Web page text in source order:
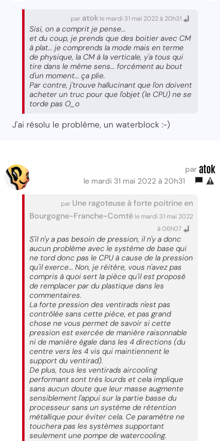
par atok le mardi 31 mai 2022 à 20h31
Sisi, on a comprit je pense...
et du coup, je prends que des boitier avec CM
à plat... je comprends la mode mais en terme
de physique, la CM à la verticale, y'a tous qui
tire dans le même sens... forcément au bout
d'un moment... ça plie.
Par contre, j'trouve hallucinant que l'on doivent
acheter un truc pour que l'objet (le CPU) ne se
torde pas O_o
J'ai résolu le problème, un waterblock :-)
par atok
le mardi 31 mai 2022 à 20h31
par Une ragoteuse à forte poitrine en
Bourgogne-Franche-Comté le mardi 31 mai 2022
à 06h07
S'il n'y a pas besoin de pression, il n'y a donc
aucun problème avec le système de base qui
ne tord donc pas le CPU à cause de la pression
qu'il exerce... Non, je réitère, vous n'avez pas
compris à quoi sert la pièce qu'il est proposé
de remplacer par du plastique dans les
commentaires.
La forte pression des ventirads n'est pas
contrôlée sans cette pièce, et pas grand
chose ne vous permet de savoir si cette
pression est exercée de manière raisonnable
ni de manière égale dans les 4 directions (du
centre vers les 4 vis qui maintiennent le
support du ventirad).
De plus, tous les ventirads aircooling
performant sont très lourds et cela implique
sans aucun doute que leur masse augmente
sensiblement l'appui sur la partie basse du
processeur sans un système de rétention
métallique pour éviter cela. Ce paramètre ne
touchera pas les systèmes supportant
seulement une pompe de watercooling.